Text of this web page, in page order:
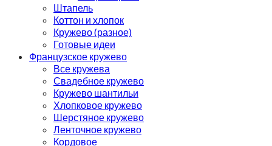
Штапель
Коттон и хлопок
Кружево (разное)
Готовые идеи
Французское кружево
Все кружева
Свадебное кружево
Кружево шантильи
Хлопковое кружево
Шерстяное кружево
Ленточное кружево
Кордовое